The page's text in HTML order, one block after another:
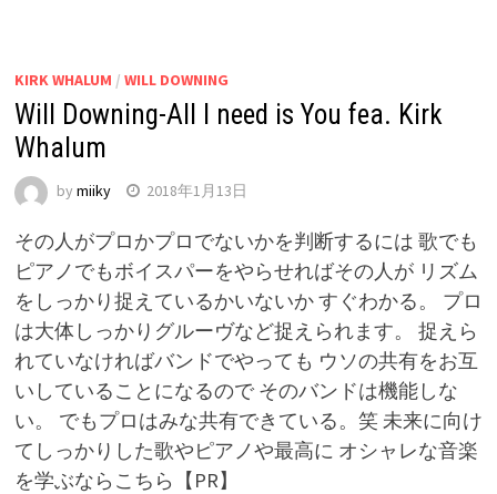
KIRK WHALUM / WILL DOWNING
Will Downing-All I need is You fea. Kirk
Whalum
by miiky 2018年1月13日
その人がプロかプロでないかを判断するには 歌でも
ピアノでもボイスパーをやらせればその人が リズム
をしっかり捉えているかいないか すぐわかる。 プロ
は大体しっかりグルーヴなど捉えられます。 捉えら
れていなければバンドでやっても ウソの共有をお互
いしていることになるので そのバンドは機能しな
い。 でもプロはみな共有できている。笑 未来に向け
てしっかりした歌やピアノや最高に オシャレな音楽
を学ぶならこちら【PR】